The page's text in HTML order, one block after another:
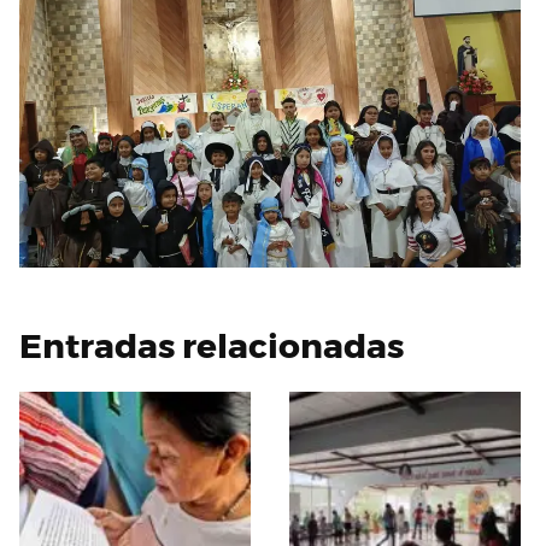
Entradas relacionadas